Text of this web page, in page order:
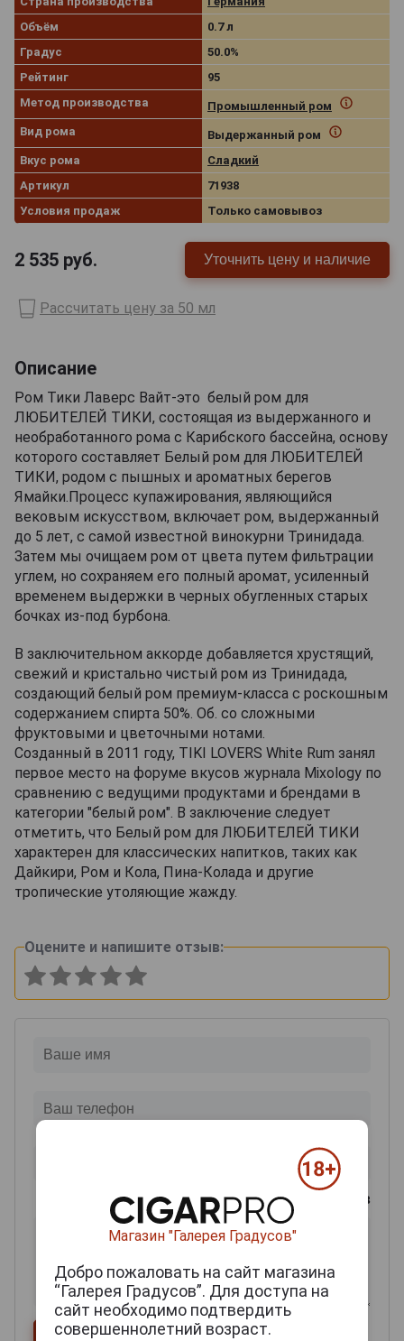
Объём
0.7 л
Градус
50.0%
Рейтинг
95
Метод производства
Промышленный ром
Вид рома
Выдержанный ром
Вкус рома
Сладкий
Артикул
71938
Условия продаж
Только самовывоз
2 535 руб. Уточнить цену и наличие
Рассчитать цену за 50 мл
Описание
Ром Тики Лаверс Вайт-это белый ром для
ЛЮБИТЕЛЕЙ ТИКИ, состоящая из выдержанного и
необработанного рома с Карибского бассейна, основу
которого составляет Белый ром для ЛЮБИТЕЛЕЙ
ТИКИ, родом с пышных и ароматных берегов
Ямайки.Процесс купажирования, являющийся
вековым искусством, включает ром, выдержанный
до 5 лет, с самой известной винокурни Тринидада.
Затем мы очищаем ром от цвета путем фильтрации
углем, но сохраняем его полный аромат, усиленный
временем выдержки в черных обугленных старых
бочках из-под бурбона.
В заключительном аккорде добавляется хрустящий,
свежий и кристально чистый ром из Тринидада,
создающий белый ром премиум-класса с роскошным
содержанием спирта 50%. Об. со сложными
фруктовыми и цветочными нотами.
Созданный в 2011 году, TIKI LOVERS White Rum занял
первое место на форуме вкусов журнала Mixology по
сравнению с ведущими продуктами и брендами в
категории "белый ром". В заключение следует
отметить, что Белый ром для ЛЮБИТЕЛЕЙ ТИКИ
характерен для классических напитков, таких как
Дайкири, Ром и Кола, Пина-Колада и другие
тропические утоляющие жажду.
Оцените и напишите отзыв:
0из 2000 знаков
Магазин "Галерея Градусов"
Добро пожаловать на сайт магазина
“Галерея Градусов”. Для доступа на
сайт необходимо подтвердить
совершеннолетний возраст.